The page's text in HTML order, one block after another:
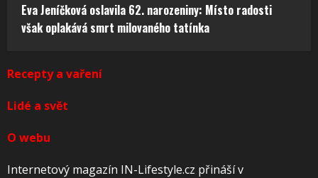
Eva Jeníčková oslavila 62. narozeniny: Místo radosti
však oplakává smrt milovaného tatínka
Recepty a vaření
Lidé a svět
O webu
Internetový magazín IN-Lifestyle.cz přináší v